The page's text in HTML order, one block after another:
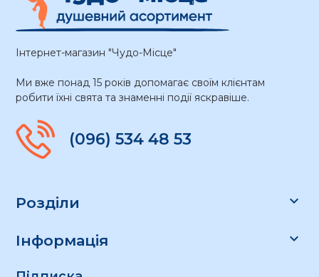
Інтернет-магазин "Чудо-Місце"
Ми вже понад 15 років допомагає своїм клієнтам
робити їхні свята та знаменні події яскравіше.
(096) 534 48 53
Розділи 
Інформація 